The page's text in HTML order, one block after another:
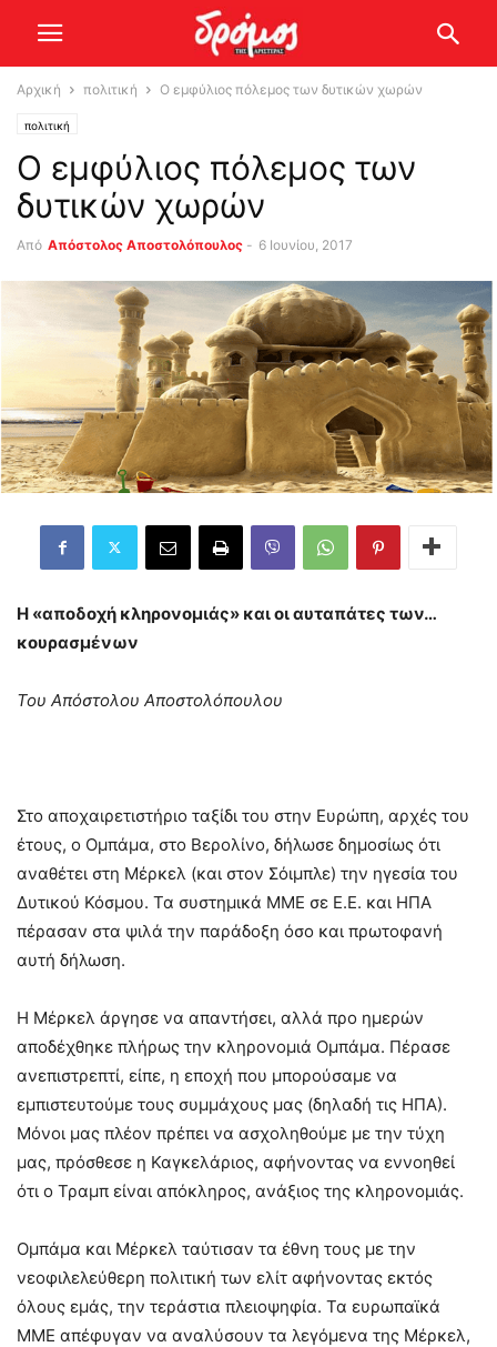
Αρχική πολιτική Ο εμφύλιος πόλεμος των δυτικών χωρών
πολιτική
Ο εμφύλιος πόλεμος των
δυτικών χωρών
Από Απόστολος Αποστολόπουλος - 6 Ιουνίου, 2017
Η «αποδοχή κληρονομιάς» και οι αυταπάτες των…
κουρασμένων
Του Απόστολου Αποστολόπουλου
Στο αποχαιρετιστήριο ταξίδι του στην Ευρώπη, αρχές του
έτους, ο Ομπάμα, στο Βερολίνο, δήλωσε δημοσίως ότι
αναθέτει στη Μέρκελ (και στον Σόιμπλε) την ηγεσία του
Δυτικού Κόσμου. Τα συστημικά ΜΜΕ σε Ε.Ε. και ΗΠΑ
πέρασαν στα ψιλά την παράδοξη όσο και πρωτοφανή
αυτή δήλωση.
Η Μέρκελ άργησε να απαντήσει, αλλά προ ημερών
αποδέχθηκε πλήρως την κληρονομιά Ομπάμα. Πέρασε
ανεπιστρεπτί, είπε, η εποχή που μπορούσαμε να
εμπιστευτούμε τους συμμάχους μας (δηλαδή τις ΗΠΑ).
Μόνοι μας πλέον πρέπει να ασχοληθούμε με την τύχη
μας, πρόσθεσε η Καγκελάριος, αφήνοντας να εννοηθεί
ότι ο Τραμπ είναι απόκληρος, ανάξιος της κληρονομιάς.
Ομπάμα και Μέρκελ ταύτισαν τα έθνη τους με την
νεοφιλελεύθερη πολιτική των ελίτ αφήνοντας εκτός
όλους εμάς, την τεράστια πλειοψηφία. Τα ευρωπαϊκά
ΜΜΕ απέφυγαν να αναλύσουν τα λεγόμενα της Μέρκελ,